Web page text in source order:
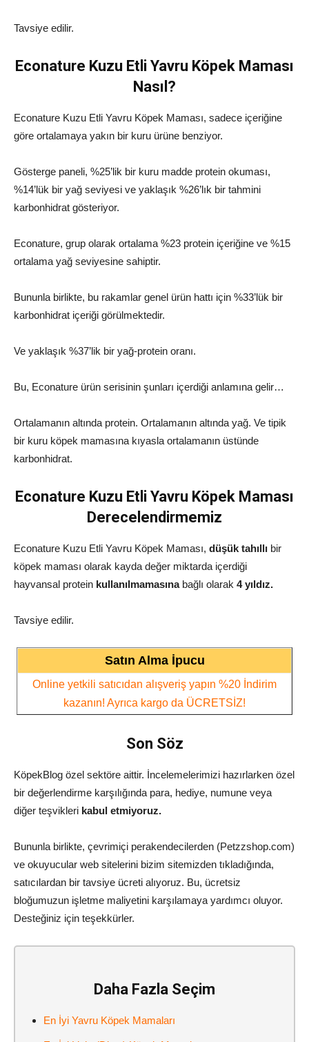
Tavsiye edilir.
Econature Kuzu Etli Yavru Köpek Maması
Nasıl?
Econature Kuzu Etli Yavru Köpek Maması, sadece içeriğine
göre ortalamaya yakın bir kuru ürüne benziyor.
Gösterge paneli, %25’lik bir kuru madde protein okuması,
%14’lük bir yağ seviyesi ve yaklaşık %26’lık bir tahmini
karbonhidrat gösteriyor.
Econature, grup olarak ortalama %23 protein içeriğine ve %15
ortalama yağ seviyesine sahiptir.
Bununla birlikte, bu rakamlar genel ürün hattı için %33’lük bir
karbonhidrat içeriği görülmektedir.
Ve yaklaşık %37’lik bir yağ-protein oranı.
Bu, Econature ürün serisinin şunları içerdiği anlamına gelir…
Ortalamanın altında protein. Ortalamanın altında yağ. Ve tipik
bir kuru köpek mamasına kıyasla ortalamanın üstünde
karbonhidrat.
Econature Kuzu Etli Yavru Köpek Maması
Derecelendirmemiz
Econature Kuzu Etli Yavru Köpek Maması, düşük tahıllı bir
köpek maması olarak kayda değer miktarda içerdiği
hayvansal protein kullanılmamasınabağlı olarak 4 yıldız.
Tavsiye edilir.
Satın Alma İpucu
Online yetkili satıcıdan alışveriş yapın %20 İndirim
kazanın! Ayrıca kargo da ÜCRETSİZ!
Son Söz
KöpekBlog özel sektöre aittir. İncelemelerimizi hazırlarken özel
bir değerlendirme karşılığında para, hediye, numune veya
diğer teşvikleri kabul etmiyoruz.
Bununla birlikte, çevrimiçi perakendecilerden (Petzzshop.com)
ve okuyucular web sitelerini bizim sitemizden tıkladığında,
satıcılardan bir tavsiye ücreti alıyoruz. Bu, ücretsiz
bloğumuzun işletme maliyetini karşılamaya yardımcı oluyor.
Desteğiniz için teşekkürler.
Daha Fazla Seçim
En İyi Yavru Köpek Mamaları